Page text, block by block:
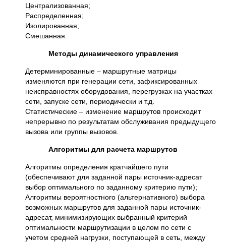
Централизованная;
Распределенная;
Изолированная;
Смешанная.
Методы динамического управления
Детерминированные – маршрутные матрицы
изменяются при генерации сети, зафиксированных
неисправностях оборудования, перегрузках на участках
сети, запуске сети, периодически и т.д.
Статистические – изменение маршрутов происходит
непрерывно по результатам обслуживания предыдущего
вызова или группы вызовов.
Алгоритмы для расчета маршрутов
Алгоритмы определения кратчайшего пути
(обеспечивают для заданной пары источник-адресат
выбор оптимального по заданному критерию пути);
Алгоритмы вероятностного (альтернативного) выбора
возможных маршрутов для заданной пары источник-
адресат, минимизирующих выбранный критерий
оптимальности маршрутизации в целом по сети с
учетом средней нагрузки, поступающей в сеть, между